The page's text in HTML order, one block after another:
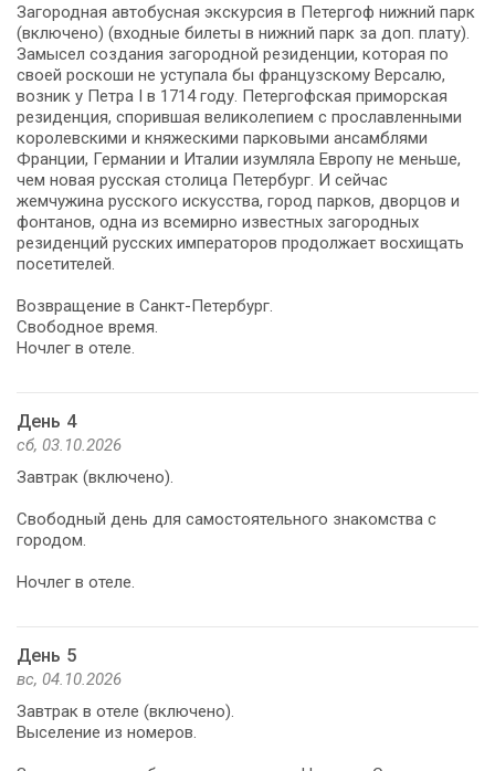
Загородная автобусная экскурсия в Петергоф нижний парк
(включено) (входные билеты в нижний парк за доп. плату).
Замысел создания загородной резиденции, которая по
своей роскоши не уступала бы французскому Версалю,
возник у Петра I в 1714 году. Петергофская приморская
резиденция, спорившая великолепием с прославленными
королевскими и княжескими парковыми ансамблями
Франции, Германии и Италии изумляла Европу не меньше,
чем новая русская столица Петербург. И сейчас
жемчужина русского искусства, город парков, дворцов и
фонтанов, одна из всемирно известных загородных
резиденций русских императоров продолжает восхищать
посетителей.
Возвращение в Санкт-Петербург.
Свободное время.
Ночлег в отеле.
День 4
сб, 03.10.2026
Завтрак (включено).
Свободный день для самостоятельного знакомства с
городом.
Ночлег в отеле.
День 5
вс, 04.10.2026
Завтрак в отеле (включено).
Выселение из номеров.